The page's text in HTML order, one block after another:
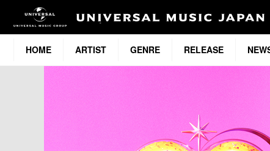
HOME ARTIST GENRE RELEASE